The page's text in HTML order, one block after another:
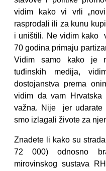
vidim kako vi vrli
rasprodali ili za kunu
i uništili. Ne vidim kako
70 godina primaju
Vidim samo kako je
tuđinskih medija,
dostojanstva prema
vidim da vam
važna. Nije jer udarate
smo izlagali živote za
Znadete li kako su
72 000) odnosno
mirovinskog sustava